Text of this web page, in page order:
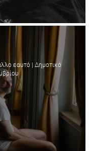
εαυτό | Δημοτικό